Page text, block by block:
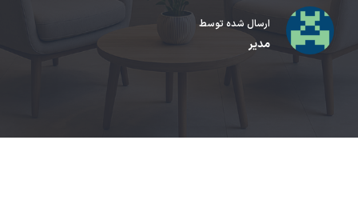
ارسال شده توسط
مدیر